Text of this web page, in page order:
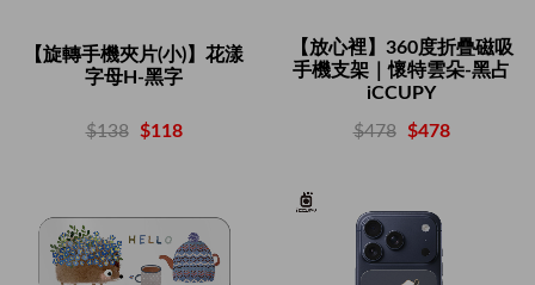
【旋轉手機夾片(小)】花漾
字母H-黑字
$138 $118
【放心裡】360度折疊磁吸
手機支架｜懷特雲朵-黑占
iCCUPY
$478 $478